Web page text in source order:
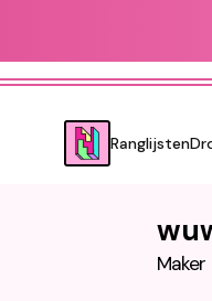
Ranglijsten
Maker